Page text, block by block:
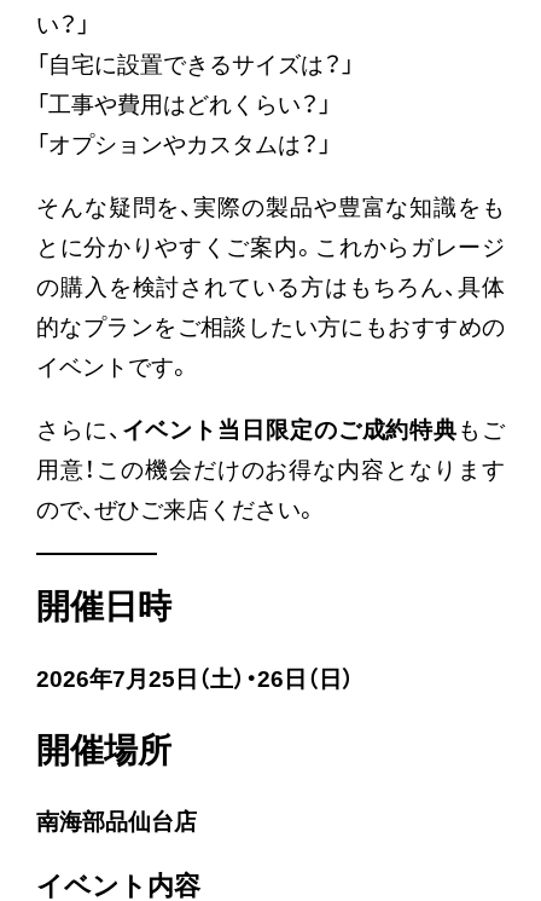
い？」
「自宅に設置できるサイズは？」
「工事や費用はどれくらい？」
「オプションやカスタムは？」
そんな疑問を、実際の製品や豊富な知識をも
とに分かりやすくご案内。これからガレージ
の購入を検討されている方はもちろん、具体
的なプランをご相談したい方にもおすすめの
イベントです。
さらに、 イベント当日限定のご成約特典もご
用意！この機会だけのお得な内容となります
ので、ぜひご来店ください。
開催日時
2026年7月25日（土）・26日（日）
開催場所
南海部品仙台店
イベント内容